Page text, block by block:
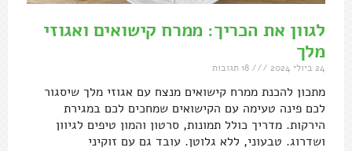
לגוון את הכריך: ממרח קישואים ואגוזי
מלך
24 ביולי 2024
מתכון להכנת ממרח קישואים מנצח עם אגוזי מלך שיסגור
לכם פינה טעימה עם הקישואים שמחכים לכם במגירת
הירקות. מדריך כולל תמונות, סרטון והמון טיפים לגיוון
ושדרוג. טבעוני, ללא גלוטן. עובד גם עם זוקיני